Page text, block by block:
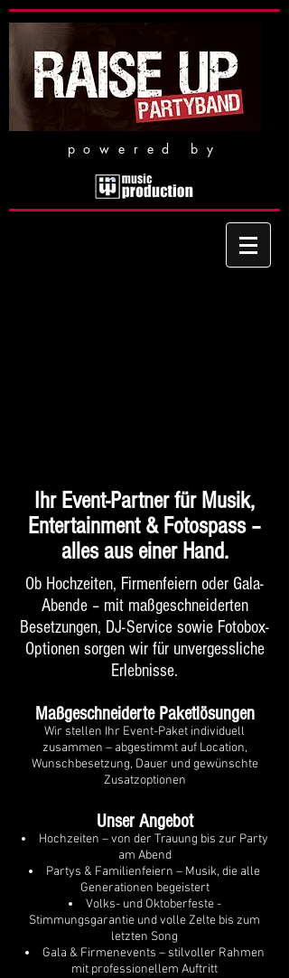
powered by
Ihr Event-Partner für Musik,
Entertainment & Fotospass –
alles aus einer Hand.
Ob Hochzeiten, Firmenfeiern oder Gala-
Abende – mit maßgeschneiderten
Besetzungen, DJ-Service sowie Fotobox-
Optionen sorgen wir für unvergessliche
Erlebnisse.
Maßgeschneiderte Paketlösungen
Wir stellen Ihr Event-Paket individuell
zusammen – abgestimmt auf Location,
Wunschbesetzung, Dauer und gewünschte
Zusatzoptionen
Unser Angebot
Hochzeiten – von der Trauung bis zur Party
am Abend
Partys & Familienfeiern – Musik, die alle
Generationen begeistert
Volks- und Oktoberfeste -
Stimmungsgarantie und volle Zelte bis zum
letzten Song
Gala & Firmenevents – stilvoller Rahmen
mit professionellem Auftritt